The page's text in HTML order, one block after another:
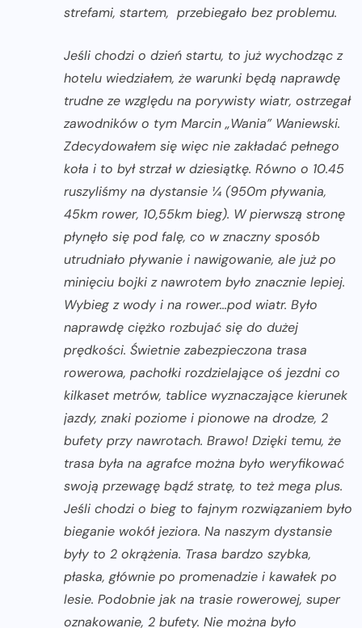
strefami, startem, przebiegało bez problemu.
Jeśli chodzi o dzień startu, to już wychodząc z
hotelu wiedziałem, że warunki będą naprawdę
trudne ze względu na porywisty wiatr, ostrzegał
zawodników o tym Marcin „Wania” Waniewski.
Zdecydowałem się więc nie zakładać pełnego
koła i to był strzał w dziesiątkę. Równo o 10.45
ruszyliśmy na dystansie ¼ (950m pływania,
45km rower, 10,55km bieg). W pierwszą stronę
płynęło się pod falę, co w znaczny sposób
utrudniało pływanie i nawigowanie, ale już po
minięciu bojki z nawrotem było znacznie lepiej.
Wybieg z wody i na rower…pod wiatr. Było
naprawdę ciężko rozbujać się do dużej
prędkości. Świetnie zabezpieczona trasa
rowerowa, pachołki rozdzielające oś jezdni co
kilkaset metrów, tablice wyznaczające kierunek
jazdy, znaki poziome i pionowe na drodze, 2
bufety przy nawrotach. Brawo! Dzięki temu, że
trasa była na agrafce można było weryfikować
swoją przewagę bądź stratę, to też mega plus.
Jeśli chodzi o bieg to fajnym rozwiązaniem było
bieganie wokół jeziora. Na naszym dystansie
były to 2 okrążenia. Trasa bardzo szybka,
płaska, głównie po promenadzie i kawałek po
lesie. Podobnie jak na trasie rowerowej, super
oznakowanie, 2 bufety. Nie można było